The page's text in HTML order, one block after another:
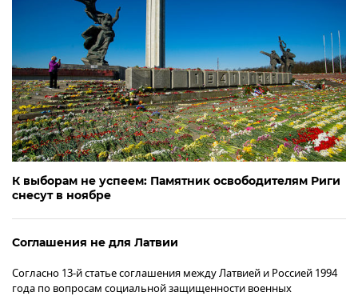
К выборам не успеем: Памятник освободителям Риги
снесут в ноябре
Соглашения не для Латвии
Согласно 13-й статье соглашения между Латвией и Россией 1994
года по вопросам социальной защищенности военных